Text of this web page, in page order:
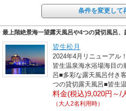
条件を変更して
最上階絶景海一望露天風呂や4つの貸切風呂
皆生松月
2024年4月リニューアル
皆生温泉海水浴場海目
呂■多彩な露天風呂付き
つの貸切露天風呂■皆生
料金(税込)9,020円～/
（大人2名利用時）